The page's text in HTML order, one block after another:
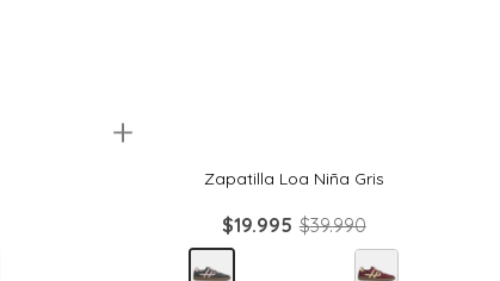
Quickview
Zapatilla Loa Niña Gris
$19.995 $39.990